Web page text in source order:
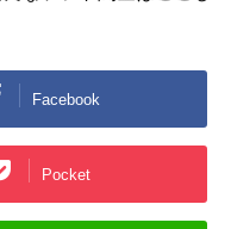
Facebook
Pocket